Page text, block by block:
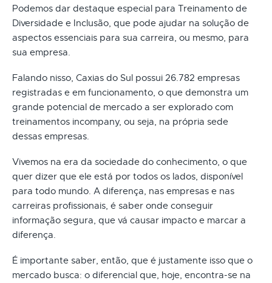
Podemos dar destaque especial para Treinamento de
Diversidade e Inclusão, que pode ajudar na solução de
aspectos essenciais para sua carreira, ou mesmo, para
sua empresa.
Falando nisso, Caxias do Sul possui 26.782 empresas
registradas e em funcionamento, o que demonstra um
grande potencial de mercado a ser explorado com
treinamentos incompany, ou seja, na própria sede
dessas empresas.
Vivemos na era da sociedade do conhecimento, o que
quer dizer que ele está por todos os lados, disponível
para todo mundo. A diferença, nas empresas e nas
carreiras profissionais, é saber onde conseguir
informação segura, que vá causar impacto e marcar a
diferença.
É importante saber, então, que é justamente isso que o
mercado busca: o diferencial que, hoje, encontra-se na